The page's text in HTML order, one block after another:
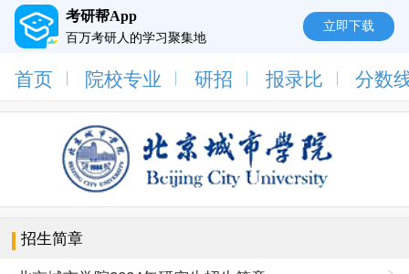
考研帮App
百万考研人的学习聚集地
立即下载
首页 院校专业 研招 报录比 分数
招生简章